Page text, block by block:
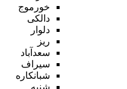
خورموج
دالکی
دلوار
ریز
سعدآباد
سیراف
شبانکاره
شنبه